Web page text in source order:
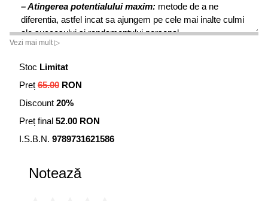
– Atingerea potentialului maxim: metode de a ne
diferentia, astfel incat sa ajungem pe cele mai inalte culmi
ale succesului si randamentului personal
– Tiparele unei prezentari de succes:
jur si sa ne facem ascultati indiferent de context
– Principiul Bambusului:
ne pune in valoare aptitudinile personale
Vezi mai mult ▷
Stoc Limitat
Preț 65.00 RON
Discount 20%
Preț final 52.00 RON
I.S.B.N. 9789731621586
Notează